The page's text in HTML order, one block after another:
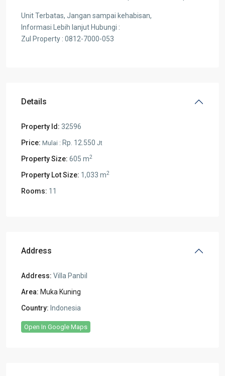
Unit Terbatas, Jangan sampai kehabisan,
Informasi Lebih lanjut Hubungi :
Zul Property : 0812-7000-053
Details
Property Id: 32596
Price: Mulai : Rp. 12.550 Jt
Property Size: 605 m2
Property Lot Size: 1,033 m2
Rooms: 11
Address
Address: Villa Panbil
Area: Muka Kuning
Country: Indonesia
Open In Google Maps